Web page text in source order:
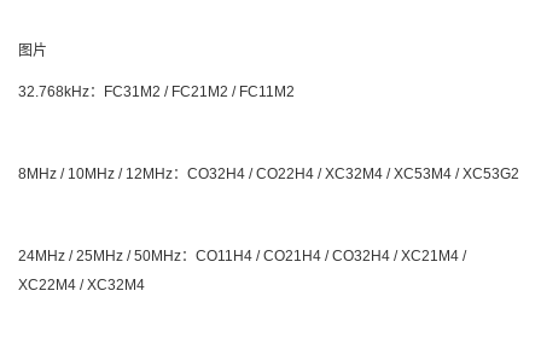
图片
32.768kHz：FC31M2 / FC21M2 / FC11M2
8MHz / 10MHz / 12MHz：CO32H4 / CO22H4 / XC32M4 / XC53M4 / XC53G2
24MHz / 25MHz / 50MHz：CO11H4 / CO21H4 / CO32H4 / XC21M4 /
XC22M4 / XC32M4